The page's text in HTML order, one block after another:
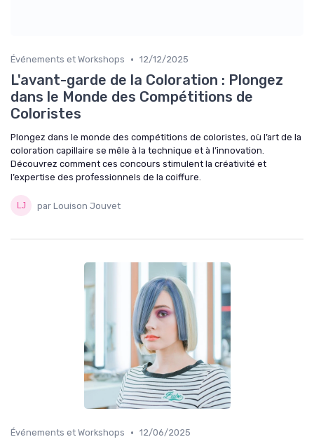
Événements et Workshops • 12/12/2025
L'avant-garde de la Coloration : Plongez
dans le Monde des Compétitions de
Coloristes
Plongez dans le monde des compétitions de coloristes, où l’art de la
coloration capillaire se mêle à la technique et à l’innovation.
Découvrez comment ces concours stimulent la créativité et
l’expertise des professionnels de la coiffure.
par Louison Jouvet
Événements et Workshops • 12/06/2025